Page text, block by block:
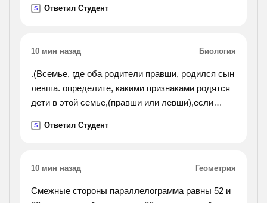
составила 70 км/ч?
S Ответил Студент
10 мин назад Биология
.(Всемье, где оба родители правши, родился сын
левша. определите, какими признаками родятся
дети в этой семье,(правши или левши),если
доминантный признак, а левша рецессивный
S Ответил Студент
10 мин назад Геометрия
Смежные стороны параллелограмма равны 52 и